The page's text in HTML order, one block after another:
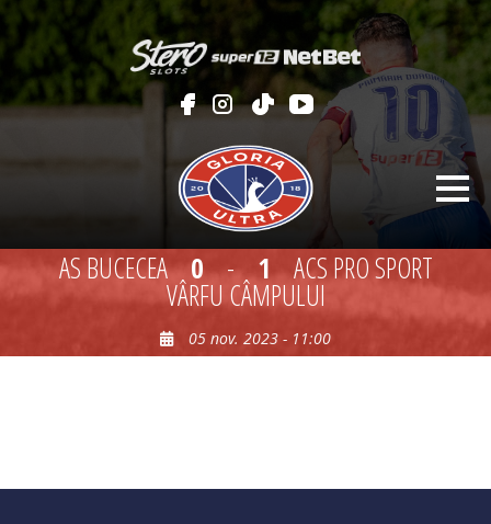
AS BUCECEA 0 - 1 ACS PRO SPORT
VÂRFU CÂMPULUI
05 nov. 2023 - 11:00